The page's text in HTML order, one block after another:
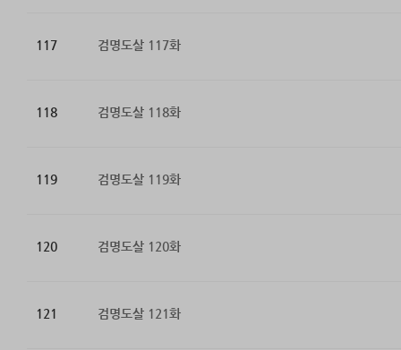
117 검명도살 117화
118 검명도살 118화
119 검명도살 119화
120 검명도살 120화
121 검명도살 121화